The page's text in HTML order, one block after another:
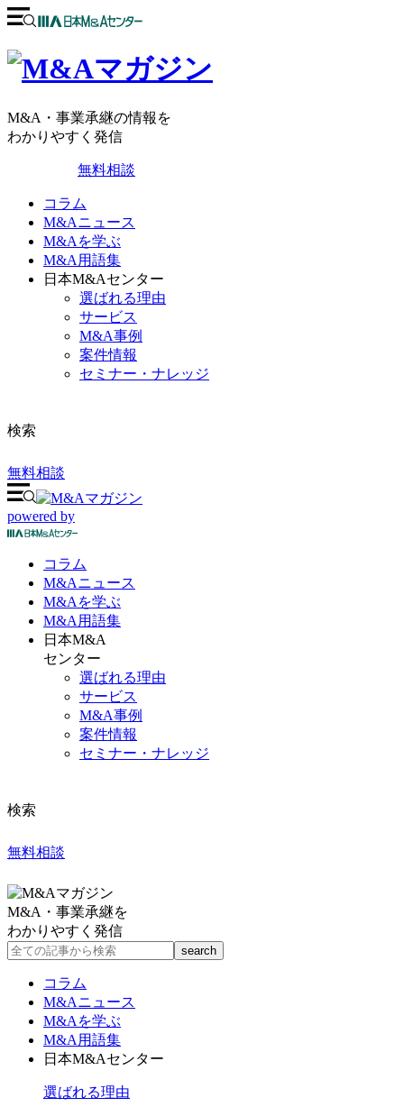
M&A・事業承継の情報を
わかりやすく発信
無料相談
コラム
M&Aニュース
M&Aを学ぶ
M&A用語集
日本M&Aセンター
選ばれる理由
サービス
M&A事例
案件情報
セミナー・ナレッジ
検索
無料相談
powered by
コラム
M&Aニュース
M&Aを学ぶ
M&A 用語集
日本M&A
センター
選ばれる理由
サービス
M&A事例
案件情報
セミナー・ナレッジ
検索
無料相談
M&A・事業承継を
わかりやすく発信
コラム
M&Aニュース
M&Aを学ぶ
M&A用語集
日本M&Aセンター
選ばれる理由